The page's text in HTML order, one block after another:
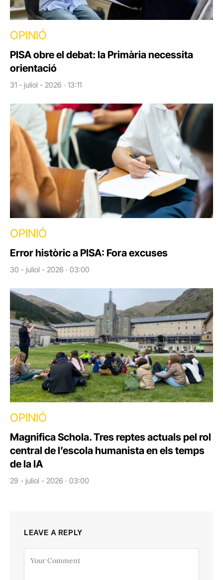
OPINIÓ
PISA obre el debat: la Primària necessita
orientació
31 - juliol - 2026 · 13:11
OPINIÓ
Error històric a PISA: Fora excuses
30 - juliol - 2026 · 03:00
OPINIÓ
Magnifica Schola. Tres reptes actuals pel rol
central de l’escola humanista en els temps
de la IA
29 - juliol - 2026 · 03:00
LEAVE A REPLY